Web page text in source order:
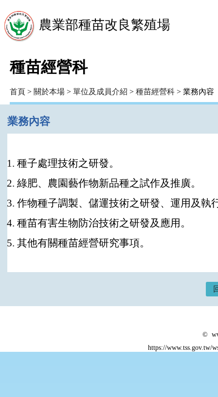
農業部種苗改良繁殖場
種苗經營科
首頁 > 關於本場 > 單位及成員介紹 > 種苗經營科 > 業務內容
業務內容
種子處理技術之研發。
綠肥、農園藝作物新品種之試作及推廣。
作物種子調製、儲運技術之研發、運用及執
種苗有害生物防治技術之研發及應用。
其他有關種苗經營研究事項。
©
https://www.tss.gov.tw/